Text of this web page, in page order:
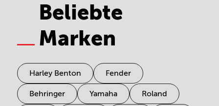
Beliebte
Marken
Harley Benton Fender
Behringer Yamaha Roland